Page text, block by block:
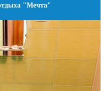
"Мечта"